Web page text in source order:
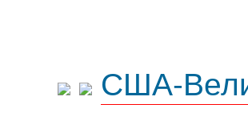
США-